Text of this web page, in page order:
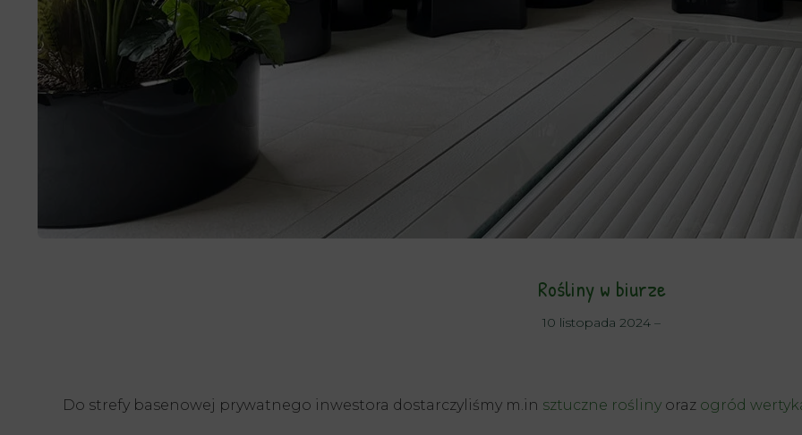
Rośliny w biurze
10 listopada 2024 –
Do strefy basenowej prywatnego inwestora dostarczyliśmy m.in sztuczne rośliny oraz ogród